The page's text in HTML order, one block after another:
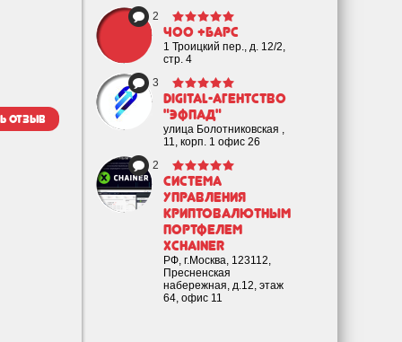
2
ЧОО +Барс
1 Троицкий пер., д. 12/2,
стр. 4
3
Digital-агентство
"Эфпад"
улица Болотниковская ,
11, корп. 1 офис 26
2
Cистема
управления
криптовалютным
портфелем
XChainer
РФ, г.Москва, 123112,
Пресненская
набережная, д.12, этаж
64, офис 11
отзыв